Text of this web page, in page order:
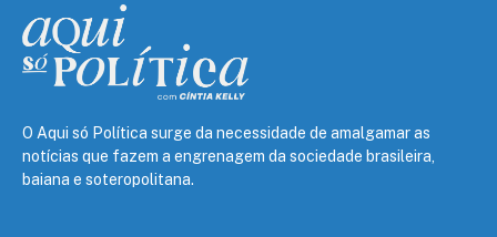
O Aqui só Política surge da necessidade de amalgamar as
notícias que fazem a engrenagem da sociedade brasileira,
baiana e soteropolitana.